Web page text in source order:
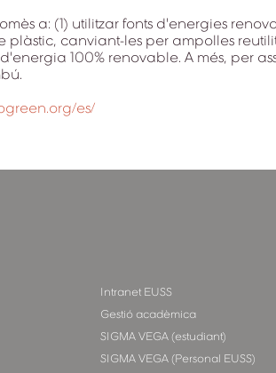
a: (1) utilitzar fonts d'energies
plàstic, canviant-les per ampolles
100% renovable. A més, per
es/
Intranet EUSS
Gestió acadèmica
SIGMA VEGA (estudiant)
SIGMA VEGA (Personal EUSS)